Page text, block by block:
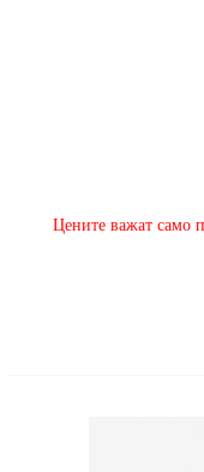
​Цените важат само